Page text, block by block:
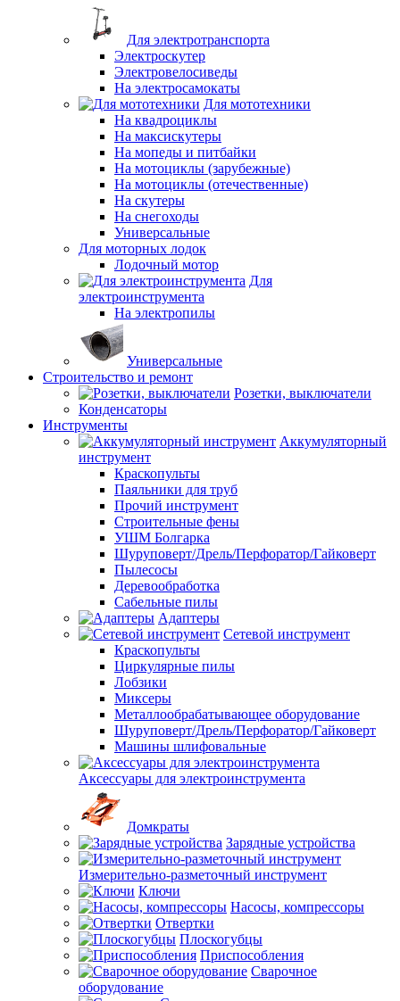
Для электротранспорта
Электроскутер
Электровелосиведы
На электросамокаты
Для мототехники
На квадроциклы
На максискутеры
На мопеды и питбайки
На мотоциклы (зарубежные)
На мотоциклы (отечественные)
На скутеры
На снегоходы
Универсальные
Для моторных лодок
Лодочный мотор
Для
электроинструмента
На электропилы
Универсальные
Строительство и ремонт
Розетки, выключатели
Конденсаторы
Инструменты
Аккумуляторный
инструмент
Краскопульты
Паяльники для труб
Прочий инструмент
Строительные фены
УШМ Болгарка
Шуруповерт/Дрель/Перфоратор/Гайковерт
Пылесосы
Деревообработка
Сабельные пилы
Адаптеры
Сетевой инструмент
Краскопульты
Циркулярные пилы
Лобзики
Миксеры
Металлообрабатывающее оборудование
Шуруповерт/Дрель/Перфоратор/Гайковерт
Машины шлифовальные
Аксессуары для электроинструмента
Домкраты
Зарядные устройства
Измерительно-разметочный инструмент
Ключи
Насосы, компрессоры
Отвертки
Плоскогубцы
Приспособления
Сварочное
оборудование